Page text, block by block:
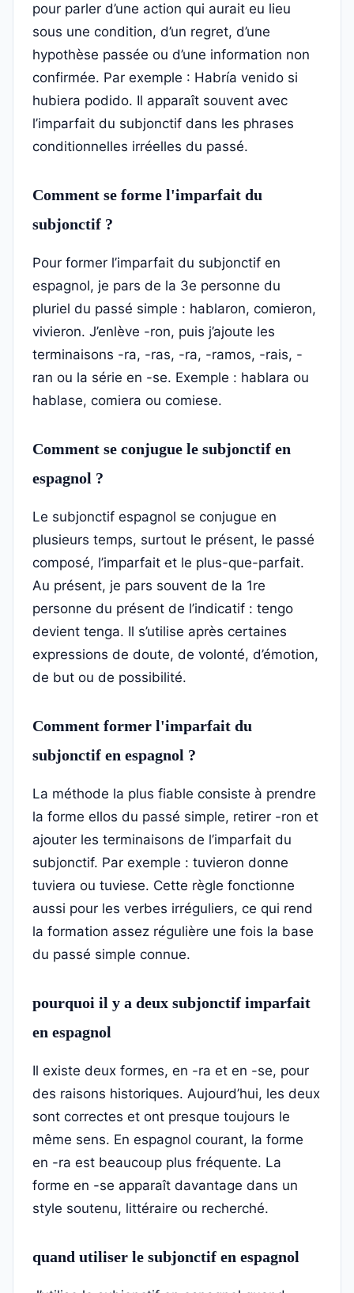
pour parler d’une action qui aurait eu lieu
sous une condition, d’un regret, d’une
hypothèse passée ou d’une information non
confirmée. Par exemple : Habría venido si
hubiera podido. Il apparaît souvent avec
l’imparfait du subjonctif dans les phrases
conditionnelles irréelles du passé.
Comment se forme l'imparfait du
subjonctif ?
Pour former l’imparfait du subjonctif en
espagnol, je pars de la 3e personne du
pluriel du passé simple : hablaron, comieron,
vivieron. J’enlève -ron, puis j’ajoute les
terminaisons -ra, -ras, -ra, -ramos, -rais, -
ran ou la série en -se. Exemple : hablara ou
hablase, comiera ou comiese.
Comment se conjugue le subjonctif en
espagnol ?
Le subjonctif espagnol se conjugue en
plusieurs temps, surtout le présent, le passé
composé, l’imparfait et le plus-que-parfait.
Au présent, je pars souvent de la 1re
personne du présent de l’indicatif : tengo
devient tenga. Il s’utilise après certaines
expressions de doute, de volonté, d’émotion,
de but ou de possibilité.
Comment former l'imparfait du
subjonctif en espagnol ?
La méthode la plus fiable consiste à prendre
la forme ellos du passé simple, retirer -ron et
ajouter les terminaisons de l’imparfait du
subjonctif. Par exemple : tuvieron donne
tuviera ou tuviese. Cette règle fonctionne
aussi pour les verbes irréguliers, ce qui rend
la formation assez régulière une fois la base
du passé simple connue.
pourquoi il y a deux subjonctif imparfait
en espagnol
Il existe deux formes, en -ra et en -se, pour
des raisons historiques. Aujourd’hui, les deux
sont correctes et ont presque toujours le
même sens. En espagnol courant, la forme
en -ra est beaucoup plus fréquente. La
forme en -se apparaît davantage dans un
style soutenu, littéraire ou recherché.
quand utiliser le subjonctif en espagnol